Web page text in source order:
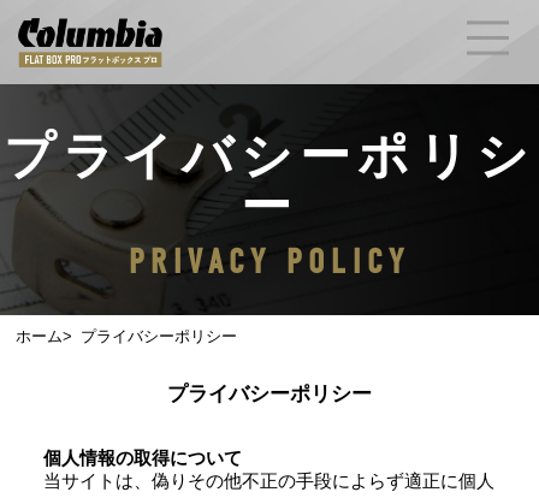
プライバシーポリシ
ー
PRIVACY POLICY
ホーム プライバシーポリシー
プライバシーポリシー
個人情報の取得について
当サイトは、偽りその他不正の手段によらず適正に個人